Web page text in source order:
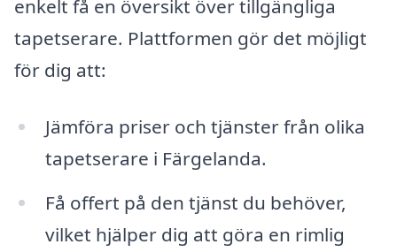
enkelt få en översikt över tillgängliga
tapetserare. Plattformen gör det möjligt
för dig att:
Jämföra priser och tjänster från olika
tapetserare i Färgelanda.
Få offert på den tjänst du behöver,
vilket hjälper dig att göra en rimlig